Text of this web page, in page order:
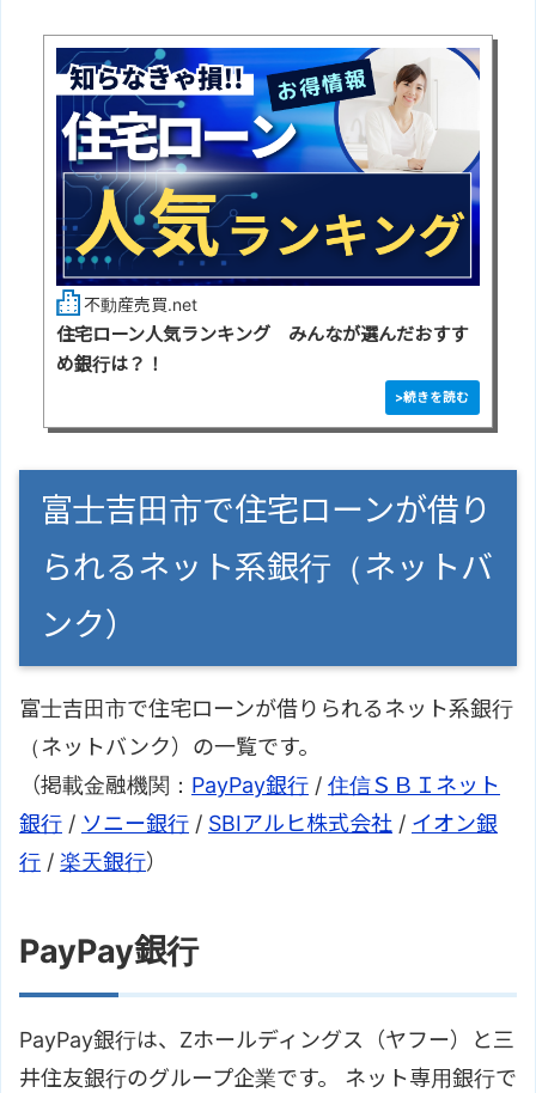
不動産売買.net
住宅ローン人気ランキング みんなが選んだおすす
め銀行は？！
富士吉田市で住宅ローンが借り
られるネット系銀行（ネットバ
ンク）
富士吉田市で住宅ローンが借りられるネット系銀行
（ネットバンク）の一覧です。
（掲載金融機関： PayPay銀行 / 住信ＳＢＩネット
銀行 / ソニー銀行 / SBIアルヒ株式会社 / イオン銀
行 / 楽天銀行）
PayPay銀行
PayPay銀行は、Zホールディングス（ヤフー）と三
井住友銀行のグループ企業です。 ネット専用銀行で